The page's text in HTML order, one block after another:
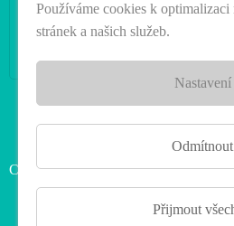
Copyright © 2026 Prachatické
Používáme cookies k optimalizaci
stránek a našich služeb.
Nastavení
Odmítnout
Přijmout